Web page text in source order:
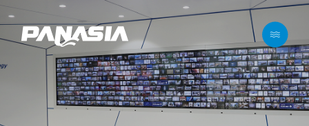
메뉴 바로가기본문 바로가기